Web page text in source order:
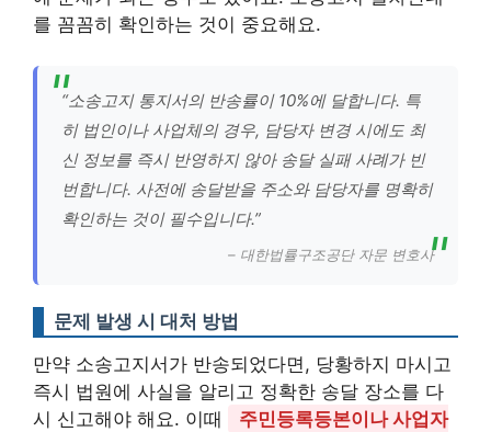
를 꼼꼼히 확인하는 것이 중요해요.
“소송고지 통지서의 반송률이 10%에 달합니다. 특
히 법인이나 사업체의 경우, 담당자 변경 시에도 최
신 정보를 즉시 반영하지 않아 송달 실패 사례가 빈
번합니다. 사전에 송달받을 주소와 담당자를 명확히
확인하는 것이 필수입니다.”
– 대한법률구조공단 자문 변호사
문제 발생 시 대처 방법
만약 소송고지서가 반송되었다면, 당황하지 마시고
즉시 법원에 사실을 알리고 정확한 송달 장소를 다
시 신고해야 해요. 이때
주민등록등본이나 사업자